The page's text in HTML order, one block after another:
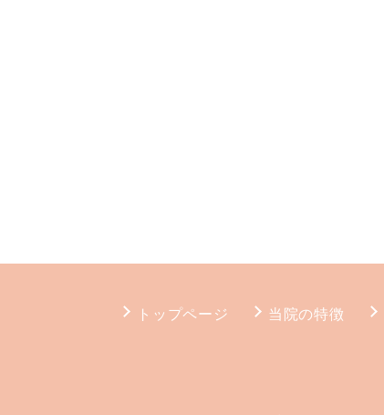
トップページ 当院の特徴